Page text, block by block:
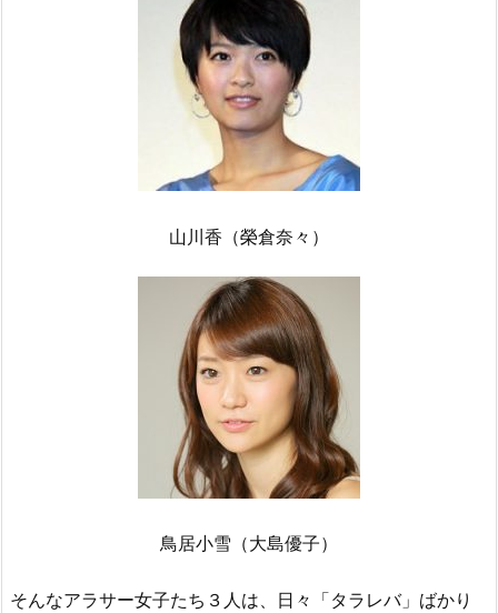
山川香（榮倉奈々）
鳥居小雪（大島優子）
そんなアラサー女子たち３人は、日々「タラレバ」ばかり